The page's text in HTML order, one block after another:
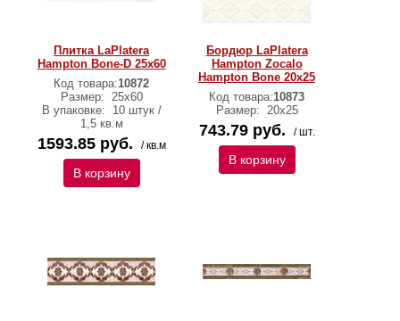
Плитка LaPlatera
Hampton Bone-D 25x60
Код товара:10872
Размер: 25x60
В упаковке:
10 штук /
1,5 кв.м
1593.85 руб. / кв.м
В корзину
Бордюр LaPlatera
Hampton Zocalo
Hampton Bone 20x25
Код товара:10873
Размер: 20x25
743.79 руб. / шт.
В корзину